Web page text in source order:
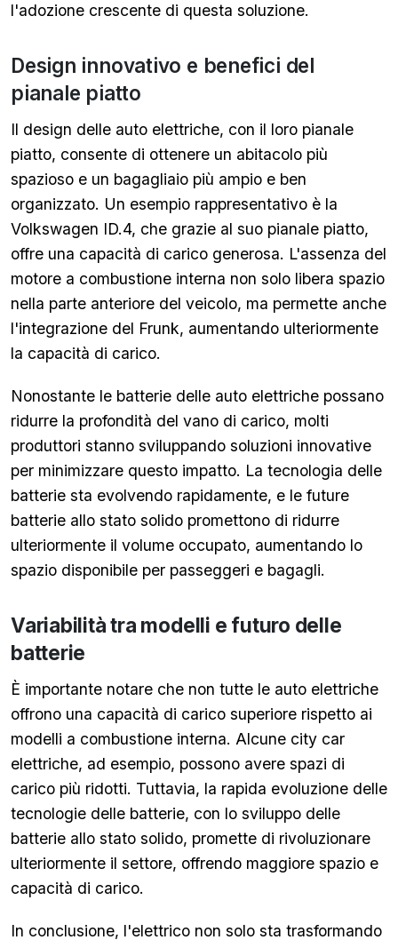
l'adozione crescente di questa soluzione.
Design innovativo e benefici del
pianale piatto
Il design delle auto elettriche, con il loro pianale
piatto, consente di ottenere un abitacolo più
spazioso e un bagagliaio più ampio e ben
organizzato. Un esempio rappresentativo è la
Volkswagen ID.4, che grazie al suo pianale piatto,
offre una capacità di carico generosa. L'assenza del
motore a combustione interna non solo libera spazio
nella parte anteriore del veicolo, ma permette anche
l'integrazione del Frunk, aumentando ulteriormente
la capacità di carico.
Nonostante le batterie delle auto elettriche possano
ridurre la profondità del vano di carico, molti
produttori stanno sviluppando soluzioni innovative
per minimizzare questo impatto. La tecnologia delle
batterie sta evolvendo rapidamente, e le future
batterie allo stato solido promettono di ridurre
ulteriormente il volume occupato, aumentando lo
spazio disponibile per passeggeri e bagagli.
Variabilità tra modelli e futuro delle
batterie
È importante notare che non tutte le auto elettriche
offrono una capacità di carico superiore rispetto ai
modelli a combustione interna. Alcune city car
elettriche, ad esempio, possono avere spazi di
carico più ridotti. Tuttavia, la rapida evoluzione delle
tecnologie delle batterie, con lo sviluppo delle
batterie allo stato solido, promette di rivoluzionare
ulteriormente il settore, offrendo maggiore spazio e
capacità di carico.
In conclusione, l'elettrico non solo sta trasformando